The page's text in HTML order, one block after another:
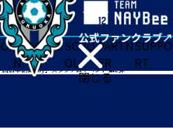
閉じる
FA
N
ACADE
MY
SCHO
OL
PARTN
ER
SUPPO
RT
日本新聞Day」スタジアムイベント 第2弾